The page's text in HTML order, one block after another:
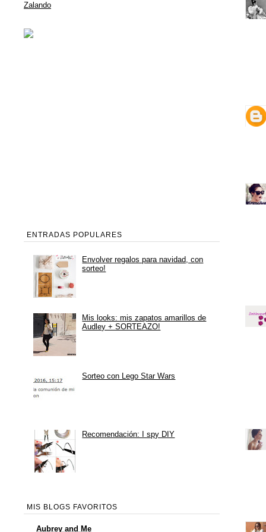
Zalando
ENTRADAS POPULARES
Envolver regalos para navidad, con
sorteo!
Mis looks: mis zapatos amarillos de
Audley + SORTEAZO!
Sorteo con Lego Star Wars
Recomendación: I spy DIY
MIS BLOGS FAVORITOS
Aubrey and Me